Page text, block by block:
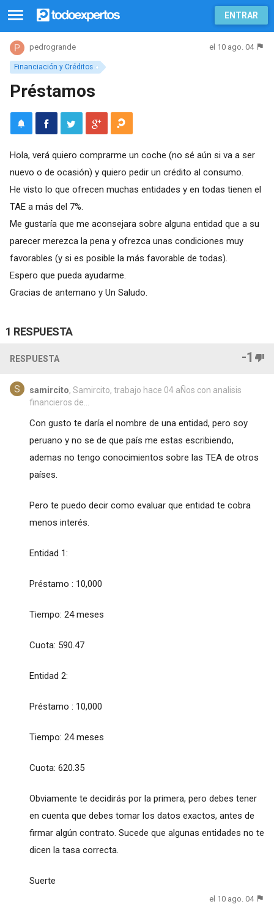
ENTRAR
Financiación y Créditos
pedrogrande el 10 ago. 04
Préstamos
Hola, verá quiero comprarme un coche (no sé aún si va a ser
nuevo o de ocasión) y quiero pedir un crédito al consumo.
He visto lo que ofrecen muchas entidades y en todas tienen el
TAE a más del 7%.
Me gustaría que me aconsejara sobre alguna entidad que a su
parecer merezca la pena y ofrezca unas condiciones muy
favorables (y si es posible la más favorable de todas).
Espero que pueda ayudarme.
Gracias de antemano y Un Saludo.
1 RESPUESTA
RESPUESTA -1
samircito, Samircito, trabajo hace 04 aÑos con analisis
financieros de...
Con gusto te daría el nombre de una entidad, pero soy
peruano y no se de que país me estas escribiendo,
ademas no tengo conocimientos sobre las TEA de otros
países.
Pero te puedo decir como evaluar que entidad te cobra
menos interés.
Entidad 1:
Préstamo : 10,000
Tiempo: 24 meses
Cuota: 590.47
Entidad 2:
Préstamo : 10,000
Tiempo: 24 meses
Cuota: 620.35
Obviamente te decidirás por la primera, pero debes tener
en cuenta que debes tomar los datos exactos, antes de
firmar algún contrato. Sucede que algunas entidades no te
dicen la tasa correcta.
Suerte
el 10 ago. 04